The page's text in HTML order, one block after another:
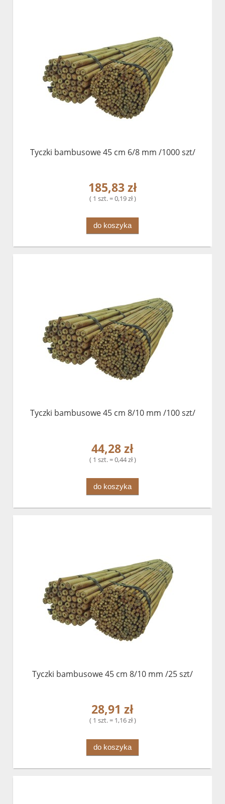
Tyczki bambusowe 45 cm 6/8 mm /1000 szt/
185,83 zł
( 1 szt. = 0,19 zł )
do koszyka
Tyczki bambusowe 45 cm 8/10 mm /100 szt/
44,28 zł
( 1 szt. = 0,44 zł )
do koszyka
Tyczki bambusowe 45 cm 8/10 mm /25 szt/
28,91 zł
( 1 szt. = 1,16 zł )
do koszyka